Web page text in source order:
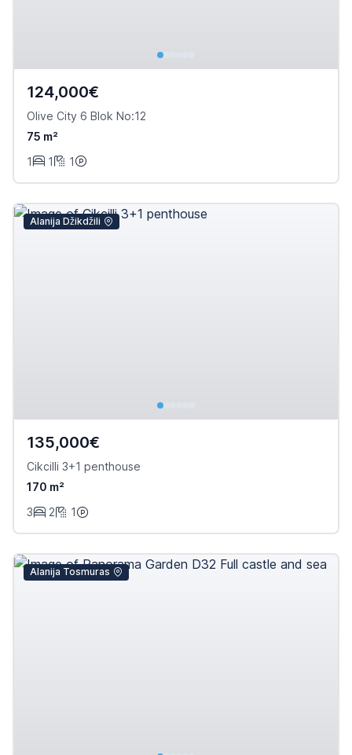
124,000€
Olive City 6 Blok No:12
75 m²
1
1 1
Alanija Džikdžili
135,000€
Cikcilli 3+1 penthouse
170 m²
3
2 1
Alanija Tosmuras